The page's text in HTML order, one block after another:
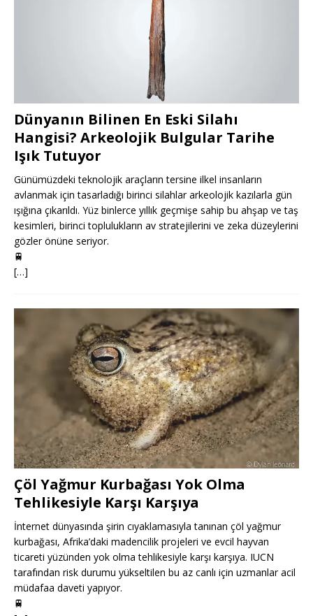
Dünyanın Bilinen En Eski Silahı
Hangisi? Arkeolojik Bulgular Tarihe
Işık Tutuyor
Günümüzdeki teknolojik araçların tersine ilkel insanların
avlanmak için tasarladığı birinci silahlar arkeolojik kazılarla gün
ışığına çıkarıldı. Yüz binlerce yıllık geçmişe sahip bu ahşap ve taş
kesimleri, birinci toplulukların av stratejilerini ve zeka düzeylerini
gözler önüne seriyor.
🚆
[…]
Çöl Yağmur Kurbağası Yok Olma
Tehlikesiyle Karşı Karşıya
İnternet dünyasında şirin cıyaklamasıyla tanınan çöl yağmur
kurbağası, Afrika’daki madencilik projeleri ve evcil hayvan
ticareti yüzünden yok olma tehlikesiyle karşı karşıya. IUCN
tarafından risk durumu yükseltilen bu az canlı için uzmanlar acil
müdafaa daveti yapıyor.
🚆